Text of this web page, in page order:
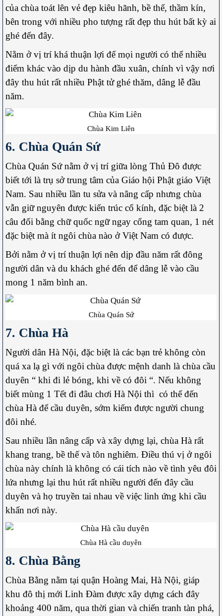
của chùa toát lên vẻ đẹp kiêu hãnh, bề thế, thầm kín,
bên trong với nhiều pho tượng rất đẹp thu hút bất kỳ ai
ghé đến đây.
Nằm ở vị trí khá thuận lợi để mọi người có thể nhiều
điểm khác vào dịp du hành đầu xuân, chính vì vậy nơi
đây thu hút rất nhiều Phật tử ghé thăm, dâng lễ đầu
năm.
Chùa Kim Liên
6. Chùa Quán Sứ
Chùa Quán Sứ nằm ở vị trí giữa lòng Thủ Đô được
biết tới là trụ sở trung tâm của Giáo hội Phật giáo Việt
Nam. Sau nhiều lần tu sửa và nâng cấp nhưng chùa
vẫn giữ nguyên được kiến trúc cổ kính, đặc biệt là 2
câu đối bằng chữ quốc ngữ ngay cổng tam quan, 1 nét
đặc biệt mà ít ngôi chùa nào ở Việt Nam có được.
Bởi nằm ở vị trí thuận lợi nên dịp đầu năm rất đông
người dân và du khách ghé đến để dâng lễ vào cầu
mong 1 năm bình an.
Chùa Quán Sứ
7. Chùa Hà
Người dân Hà Nội, đặc biệt là các bạn trẻ không còn
quá xa lạ gì với ngôi chùa được mệnh danh là chùa cầu
duyên “ khi đi lẻ bóng, khi về có đôi “. Nếu không
biết mùng 1 Tết đi đâu chơi Hà Nội thì có thể đến
chùa Hà để cầu duyên, sớm kiếm được người chung
đôi nhé.
Sau nhiều lần nâng cấp và xây dựng lại, chùa Hà rất
khang trang, bề thế và tôn nghiêm. Điều thú vị ở ngôi
chùa này chính là không có cái tích nào về tình yêu đôi
lứa nhưng lại thu hút rất nhiều người đến đây cầu
duyên và họ truyền tai nhau về việc linh ứng khi cầu
khấn nơi này.
Chùa Hà cầu duyên
8. Chùa Bằng
Chùa Bằng nằm tại quận Hoàng Mai, Hà Nội, giáp
khu đô thị mới Linh Đàm được xây dựng cách đây
khoảng 400 năm, qua thời gian và chiến tranh tàn phá,